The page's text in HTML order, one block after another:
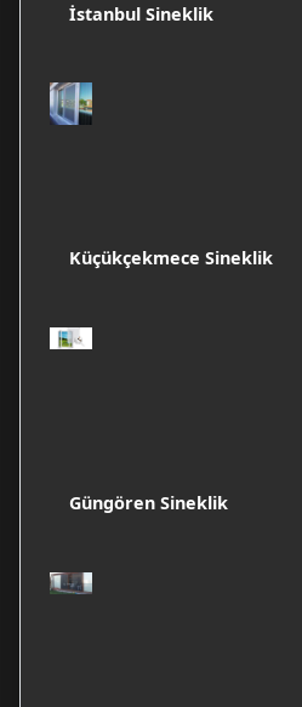
İstanbul Sineklik
Küçükçekmece Sineklik
Güngören Sineklik